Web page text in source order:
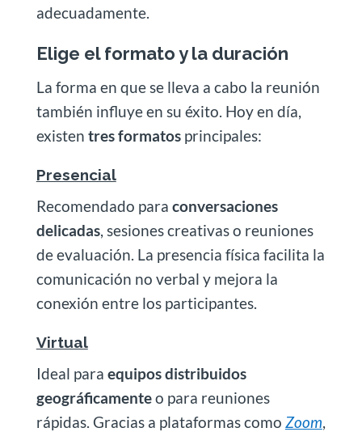
adecuadamente.
Elige el formato y la duración
La forma en que se lleva a cabo la reunión
también influye en su éxito. Hoy en día,
existen tres formatosprincipales:
Presencial
Recomendado para conversaciones
delicadas, sesiones creativas o reuniones
de evaluación. La presencia física facilita la
comunicación no verbal y mejora la
conexión entre los participantes.
Virtual
Ideal para equipos distribuidos
geográficamenteo para reuniones
rápidas. Gracias a plataformas como Zoom,